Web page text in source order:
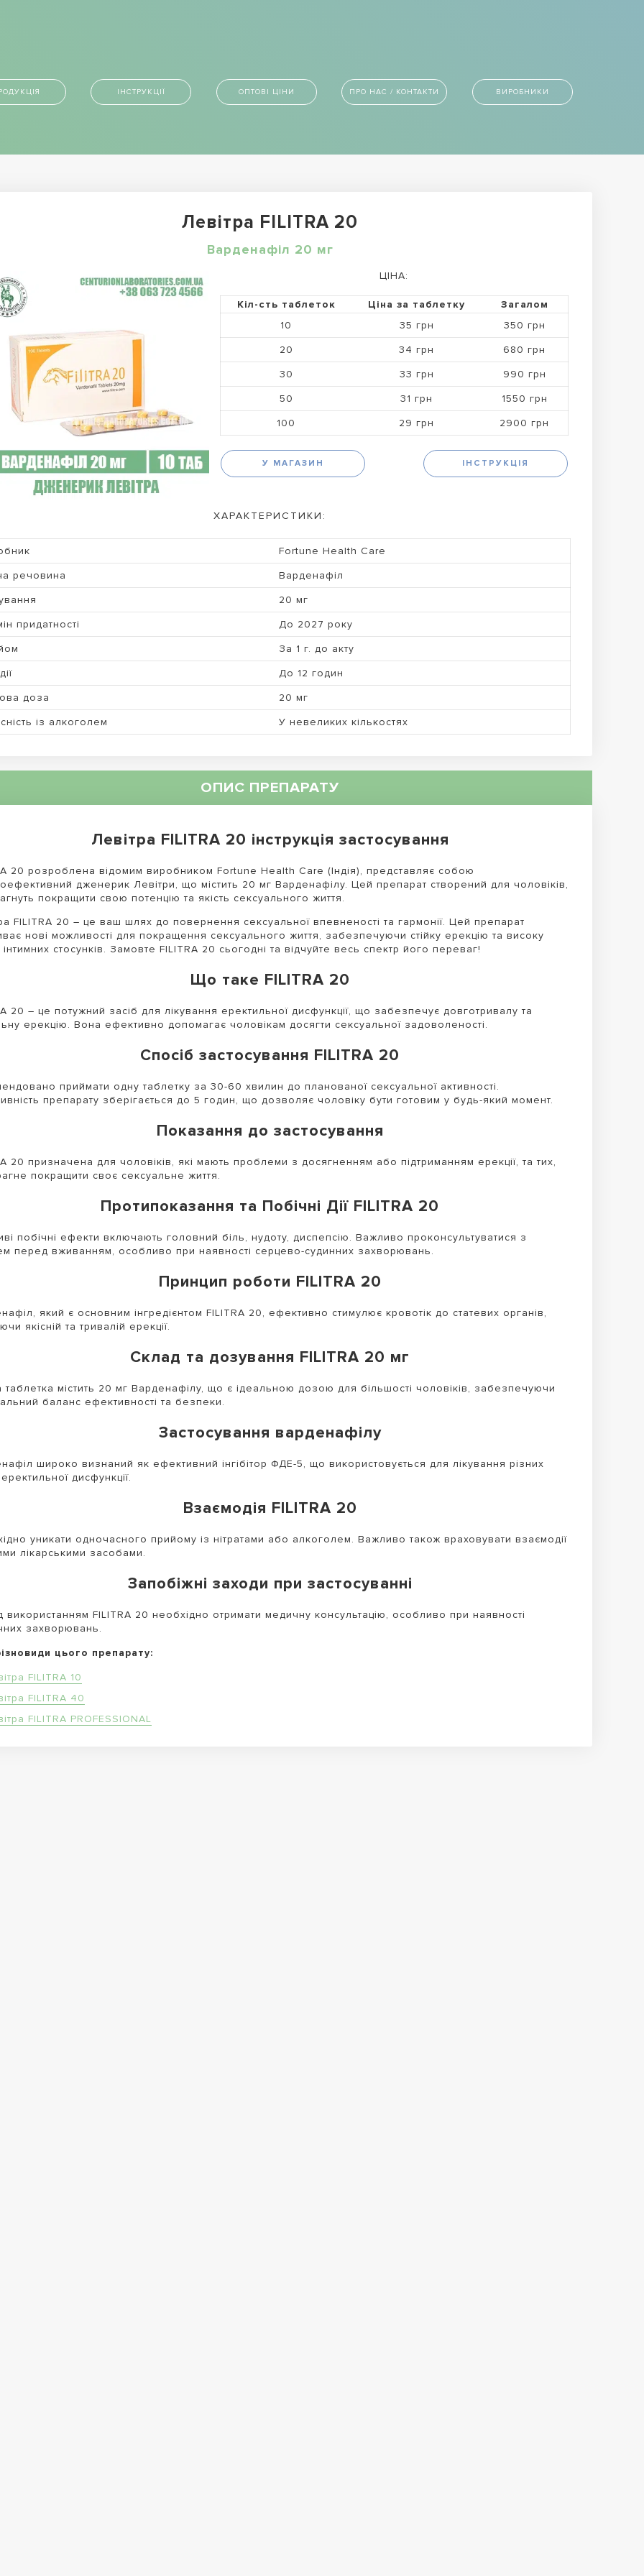
ІНСТРУКЦІЇ ОПТОВІ ЦІНИ ПРО НАС / КОНТАКТИ ВИРОБНИКИ
Левітра FILITRA 20
Варденафіл 20 мг
ЦІНА:
Кіл-сть таблеток Ціна за таблетку
Загалом
10
35 грн
350 грн
20
34 грн
680 грн
30
33 грн
990 грн
50
31 грн
1550 грн
100
29 грн 2900 грн
У МАГАЗИН ІНСТРУКЦІЯ
ХАРАКТЕРИСТИКИ:
Fortune Health Care
речовина
Варденафіл
20 мг
придатності
До 2027 року
За 1 г. до акту
До 12 годин
доза
20 мг
із алкоголем
У невеликих кількостях
ОПИС ПРЕПАРАТУ
Левітра FILITRA 20 інструкція застосування
20 розроблена відомим виробником Fortune Health Care (Індія), представляє собою
дженерик Левітри, що містить 20 мг Варденафілу. Цей препарат створений для чоловіків,
покращити свою потенцію та якість сексуального життя.
FILITRA 20 – це ваш шлях до повернення сексуальної впевненості та гармонії. Цей препарат
нові можливості для покращення сексуального життя, забезпечуючи стійку ерекцію та високу
інтимних стосунків. Замовте FILITRA 20 сьогодні та відчуйте весь спектр його переваг!
Що таке FILITRA 20
20 – це потужний засіб для лікування еректильної дисфункції, що забезпечує довготривалу та
ерекцію. Вона ефективно допомагає чоловікам досягти сексуальної задоволеності.
Спосіб застосування FILITRA 20
приймати одну таблетку за 30-60 хвилин до планованої сексуальної активності.
препарату зберігається до 5 годин, що дозволяє чоловіку бути готовим у будь-який момент.
Показання до застосування
20 призначена для чоловіків, які мають проблеми з досягненням або підтриманням ерекції, та тих,
покращити своє сексуальне життя.
Протипоказання та Побічні Дії FILITRA 20
побічні ефекти включають головний біль, нудоту, диспепсію. Важливо проконсультуватися з
перед вживанням, особливо при наявності серцево-судинних захворювань.
Принцип роботи FILITRA 20
який є основним інгредієнтом FILITRA 20, ефективно стимулює кровотік до статевих органів,
якісній та тривалій ерекції.
Склад та дозування FILITRA 20 мг
таблетка містить 20 мг Варденафілу, що є ідеальною дозою для більшості чоловіків, забезпечуючи
баланс ефективності та безпеки.
Застосування варденафілу
широко визнаний як ефективний інгібітор ФДЕ-5, що використовується для лікування різних
дисфункції.
Взаємодія FILITRA 20
уникати одночасного прийому із нітратами або алкоголем. Важливо також враховувати взаємодії
лікарськими засобами.
Запобіжні заходи при застосуванні
використанням FILITRA 20 необхідно отримати медичну консультацію, особливо при наявності
захворювань.
цього препарату:
FILITRA 10
FILITRA 40
FILITRA PROFESSIONAL